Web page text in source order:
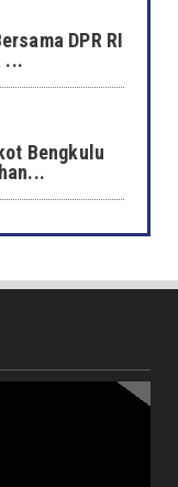
DPR RI
...
Bengkulu
– Wawali